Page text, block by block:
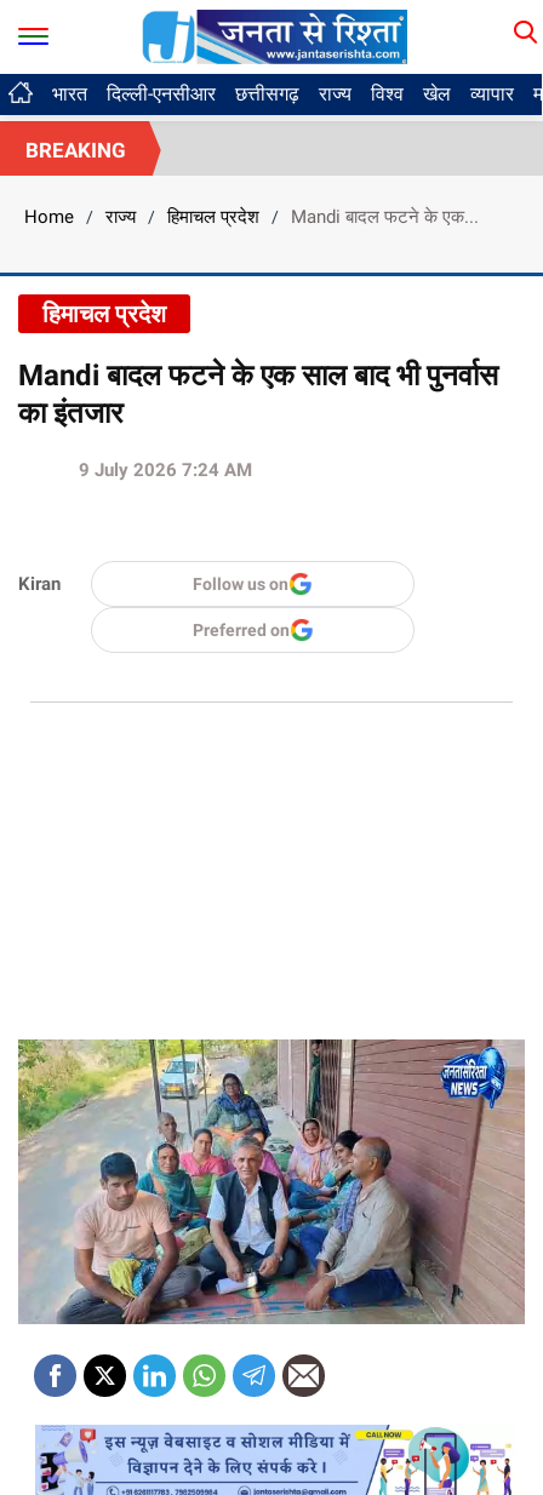
भारत दिल्ली-एनसीआर छत्तीसगढ़ राज्य विश्व खेल व्यापार
BREAKING
Home / राज्य / हिमाचल प्रदेश / Mandi बादल फटने के एक...
हिमाचल प्रदेश
Mandi बादल फटने के एक साल बाद भी पुनर्वास
का इंतजार
Kiran
9 July 2026 7:24 AM
Follow us on
Preferred on